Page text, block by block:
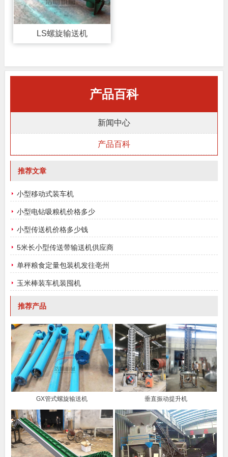
LS螺旋输送机
产品百科
新闻中心
产品百科
推荐文章
小型移动式装车机
小型电钻吸粮机价格多少
小型传送机价格多少钱
5米长小型传送带输送机供应商
单秤粮食定量包装机发往亳州
玉米棒装车机装囤机
推荐产品
GX管式螺旋输送机 垂直振动提升机